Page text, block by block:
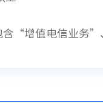
含“增值电信业务